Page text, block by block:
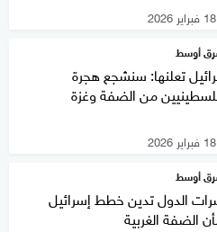
18 فبراير 2026
أوسط
تعلنها: سنشجع هجرة
من الضفة وغزة
18 فبراير 2026
أوسط
الدول تدين خطط إسرائيل
الضفة الغربية